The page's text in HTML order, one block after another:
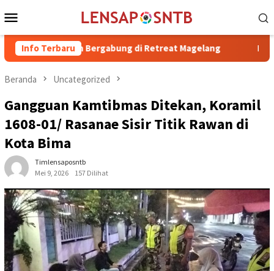
ke
Mobile
Info Terbaru
Irfan Bergabung di Retreat Magelang Rutan Kelas IIB
Beranda Uncategorized
Gangguan Kamtibmas Ditekan, Koramil
1608-01/ Rasanae Sisir Titik Rawan di
Kota Bima
Timlensaposntb
Mei 9, 2026
157 Dilihat